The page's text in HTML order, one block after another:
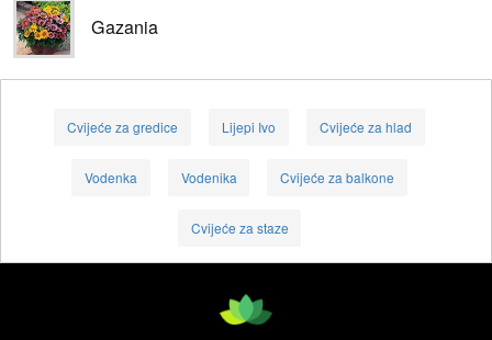
Gazania
Cvijeće za gredice Lijepi Ivo Cvijeće za hlad
Vodenka Vodenika Cvijeće za balkone
Cvijeće za staze